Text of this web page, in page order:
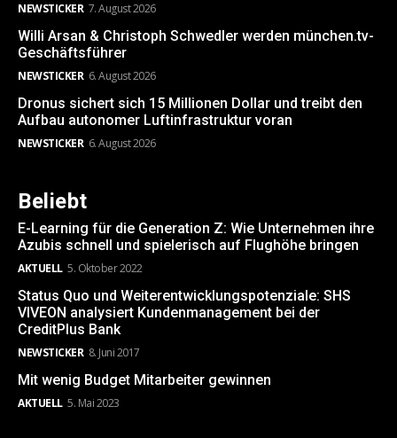
NEWSTICKER 7. August 2026
Willi Arsan & Christoph Schwedler werden münchen.tv-
Geschäftsführer
NEWSTICKER 6. August 2026
Dronus sichert sich 15 Millionen Dollar und treibt den
Aufbau autonomer Luftinfrastruktur voran
NEWSTICKER 6. August 2026
Beliebt
E-Learning für die Generation Z: Wie Unternehmen ihre
Azubis schnell und spielerisch auf Flughöhe bringen
AKTUELL 5. Oktober 2022
Status Quo und Weiterentwicklungspotenziale: SHS
VIVEON analysiert Kundenmanagement bei der
CreditPlus Bank
NEWSTICKER 8. Juni 2017
Mit wenig Budget Mitarbeiter gewinnen
AKTUELL 5. Mai 2023